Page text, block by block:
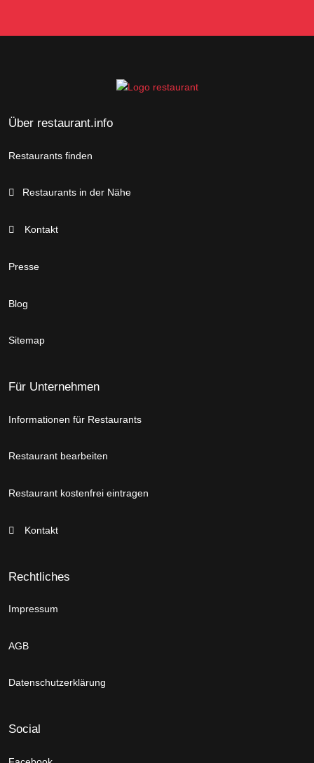
Über restaurant.info
Restaurants finden
Restaurants in der Nähe
Kontakt
Presse
Blog
Sitemap
Für Unternehmen
Informationen für Restaurants
Restaurant bearbeiten
Restaurant kostenfrei eintragen
Kontakt
Rechtliches
Impressum
AGB
Datenschutzerklärung
Social